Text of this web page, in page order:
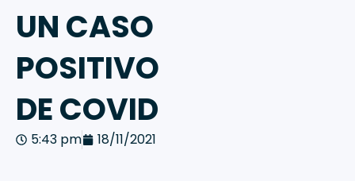
UN CASO
POSITIVO
DE COVID
5:43 pm 18/11/2021